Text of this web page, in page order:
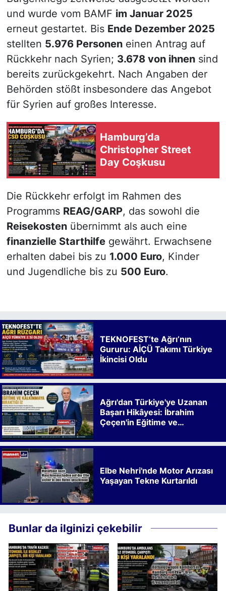
und wurde vom BAMF im Januar 2025
erneut gestartet. Bis Ende Dezember 2025
stellten 5.976 Personeneinen Antrag auf
Rückkehr nach Syrien; 3.678 von ihnensind
bereits zurückgekehrt. Nach Angaben der
Behörden stößt insbesondere das Angebot
für Syrien auf großes Interesse.
Hamburg’da
Christopher Street
Day Coşkusu
Die Rückkehr erfolgt im Rahmen des
Programms REAG/GARP, das sowohl die
Reisekostenübernimmt als auch eine
finanzielle Starthilfegewährt. Erwachsene
erhalten dabei bis zu 1.000 Euro, Kinder
und Jugendliche bis zu 500 Euro.
TEKNOFEST’te Ağrı’nın
Gururu: AİÇÜ Takımı Türkiye
İkincisi Oldu
Ağrı'dan Türkiye'ye Uzanan
Başarı Hikâyesi: İbrahim
Çeçen'in Eğitime ve
Elbe Nehri'nde Motor Arızası
Yaşayan Tekne Kurtarıldı
Bunlar da ilginizi çekebilir